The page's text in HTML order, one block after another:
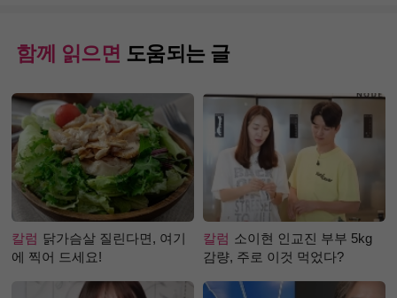
함께 읽으면 도움되는 글
칼럼 닭가슴살 질린다면, 여기
에 찍어 드세요!
칼럼 소이현 인교진 부부 5kg
감량, 주로 이것 먹었다?